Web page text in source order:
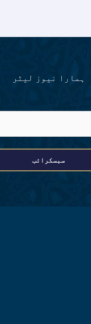
ہمارا نیوز لیٹر
سبسکرائب